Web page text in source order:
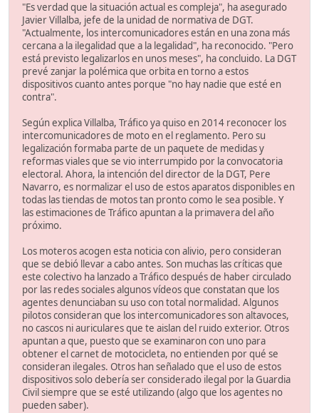
"Es verdad que la situación actual es compleja", ha asegurado
Javier Villalba, jefe de la unidad de normativa de DGT.
"Actualmente, los intercomunicadores están en una zona más
cercana a la ilegalidad que a la legalidad", ha reconocido. "Pero
está previsto legalizarlos en unos meses", ha concluido. La DGT
prevé zanjar la polémica que orbita en torno a estos
dispositivos cuanto antes porque "no hay nadie que esté en
contra".
Según explica Villalba, Tráfico ya quiso en 2014 reconocer los
intercomunicadores de moto en el reglamento. Pero su
legalización formaba parte de un paquete de medidas y
reformas viales que se vio interrumpido por la convocatoria
electoral. Ahora, la intención del director de la DGT, Pere
Navarro, es normalizar el uso de estos aparatos disponibles en
todas las tiendas de motos tan pronto como le sea posible. Y
las estimaciones de Tráfico apuntan a la primavera del año
próximo.
Los moteros acogen esta noticia con alivio, pero consideran
que se debió llevar a cabo antes. Son muchas las críticas que
este colectivo ha lanzado a Tráfico después de haber circulado
por las redes sociales algunos vídeos que constatan que los
agentes denunciaban su uso con total normalidad. Algunos
pilotos consideran que los intercomunicadores son altavoces,
no cascos ni auriculares que te aislan del ruido exterior. Otros
apuntan a que, puesto que se examinaron con uno para
obtener el carnet de motocicleta, no entienden por qué se
consideran ilegales. Otros han señalado que el uso de estos
dispositivos solo debería ser considerado ilegal por la Guardia
Civil siempre que se esté utilizando (algo que los agentes no
pueden saber).